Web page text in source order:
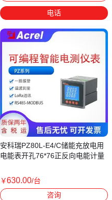
电话
安科瑞PZ80L-E4/C储能充放电用
电能表开孔76*76正反向电能计量
￥630.00/台
江苏无锡
咨询